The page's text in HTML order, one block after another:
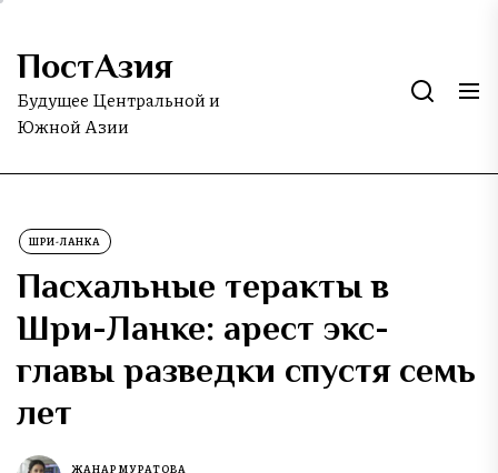
Skip
the
content
ПостАзия
Будущее Центральной и
Южной Азии
ШРИ-ЛАНКА
Пасхальные теракты в
Шри-Ланке: арест экс-
главы разведки спустя семь
лет
ЖАНАР МУРАТОВА